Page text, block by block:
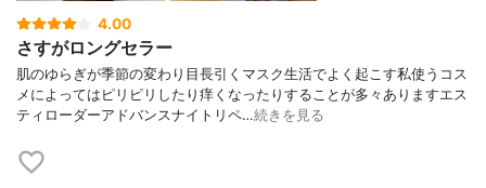
4.00
さすがロングセラー
肌のゆらぎが季節の変わり目長引くマスク生活でよく起こす私使うコス
メによってはピリピリしたり痒くなったりすることが多々ありますエス
ティローダーアドバンスナイトリペ…続きを見る